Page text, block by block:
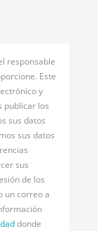
responsable
Este
y
publicar los
sus datos
sus datos
sus
de los
un correo a
donde